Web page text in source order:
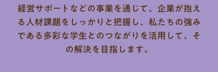
経営サポートなどの事業を通じて、 企業が抱え
る人材課題をしっかりと把握し、 私たちの強み
である多彩な学生とのつながりを活用して、そ
の解決を目指します。